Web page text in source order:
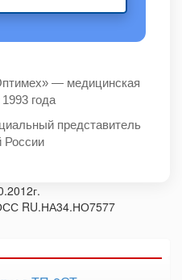
— медицинская
года
представитель
России
RU.НА34.НО7577